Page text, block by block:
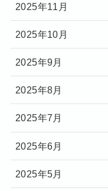
2025年11月
2025年10月
2025年9月
2025年8月
2025年7月
2025年6月
2025年5月